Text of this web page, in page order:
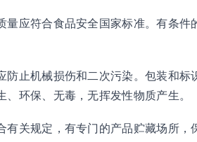
量应符合食品安全国家标准。有条件
防止机械损伤和二次污染。包装和标
、环保、无毒，无挥发性物质产生。
有关规定，有专门的产品贮藏场所